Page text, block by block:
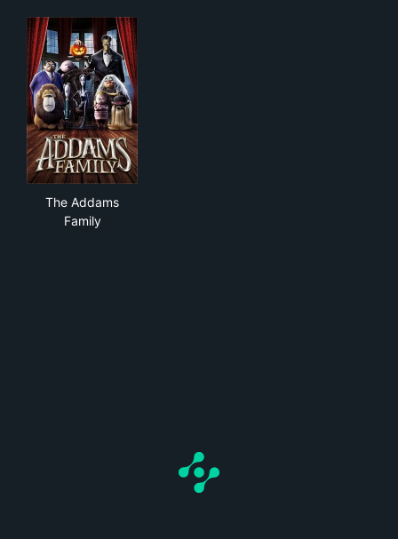
The Addams
Family